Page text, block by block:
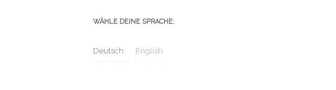
WÄHLE DEINE SPRACHE:
Deutsch English